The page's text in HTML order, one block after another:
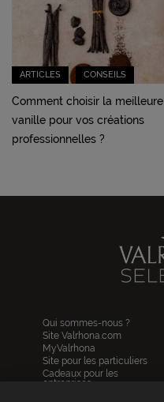
ARTICLES CONSEILS
Comment choisir la meilleure
vanille pour vos créations
professionnelles ?
Qui sommes-nous ?
Site Valrhona.com
MyValrhona
Site pour les particuliers
Cadeaux pour les
entreprises